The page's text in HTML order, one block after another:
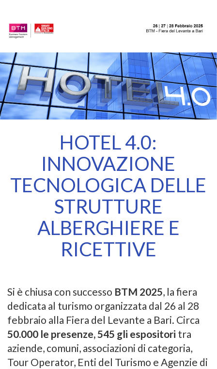
HOTEL 4.0:
INNOVAZIONE
TECNOLOGICA DELLE
STRUTTURE
ALBERGHIERE E
RICETTIVE
Si è chiusa con successo BTM 2025, la fiera
dedicata al turismo organizzata dal 26 al 28
febbraio alla Fiera del Levante a Bari. Circa
50.000 le presenze, 545 gli espositori tra
aziende, comuni, associazioni di categoria,
Tour Operator, Enti del Turismo e Agenzie di